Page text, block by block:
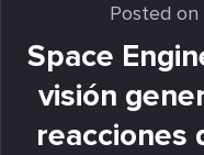
Posted
Space
visión
reacciones